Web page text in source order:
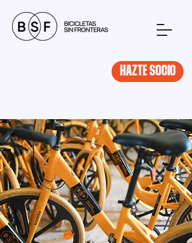
HAZTE SOCIO